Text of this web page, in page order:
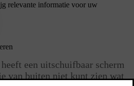
relevante informatie voor uw
een uitschuifbaar scherm
van buiten niet kunt zien wat